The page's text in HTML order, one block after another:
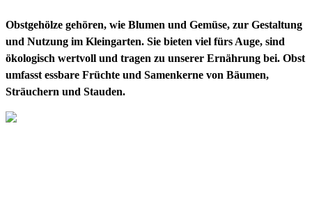
Obstgehölze gehören, wie Blumen und Gemüse, zur Gestaltung
und Nutzung im Kleingarten. Sie bieten viel fürs Auge, sind
ökologisch wertvoll und tragen zu unserer Ernährung bei. Obst
umfasst essbare Früchte und Samenkerne von Bäumen,
Sträuchern und Stauden.